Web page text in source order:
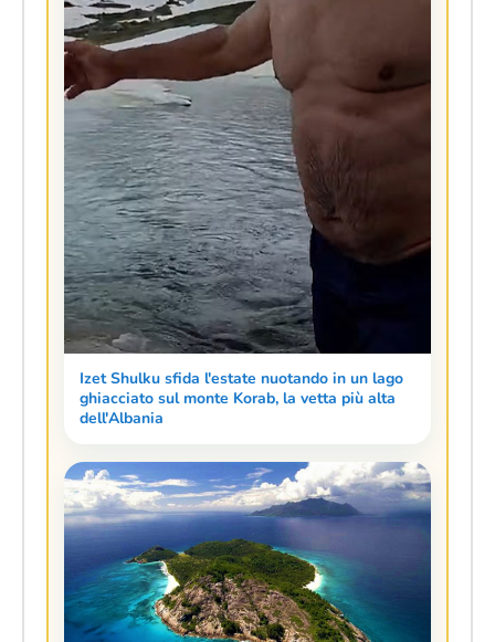
Izet Shulku sfida l'estate nuotando in un lago
ghiacciato sul monte Korab, la vetta più alta
dell'Albania